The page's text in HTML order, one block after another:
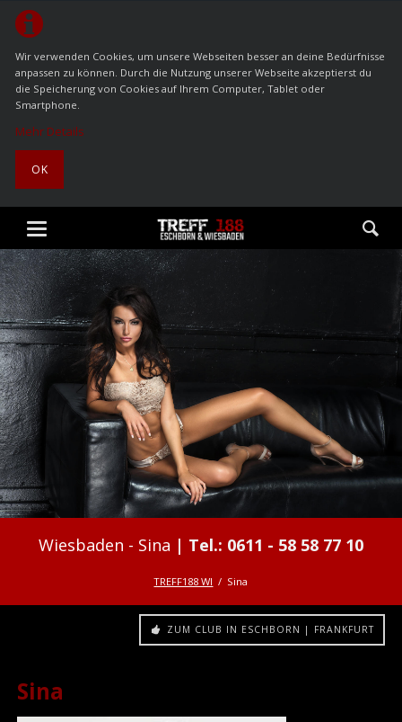
Wir verwenden Cookies, um unsere Webseiten besser an deine Bedürfnisse
anpassen zu können. Durch die Nutzung unserer Webseite akzeptierst du
die Speicherung von Cookies auf Ihrem Computer, Tablet oder
Smartphone.
Mehr Details
OK
Sina
TREFF188 WI Sina
ZUM CLUB IN ESCHBORN | FRANKFURT
Sina